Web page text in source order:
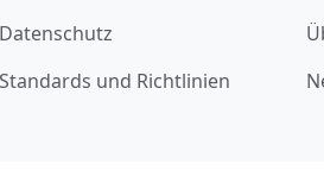
Datenschutz
Standards und Richtlinien